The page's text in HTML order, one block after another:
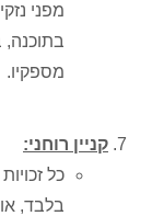
מפני
בתוכנה,
מספקיו.
קניין רוחני:
כל
בלבד,